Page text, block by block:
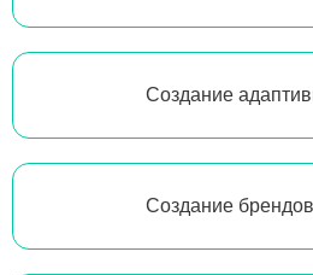
Создание
Создание